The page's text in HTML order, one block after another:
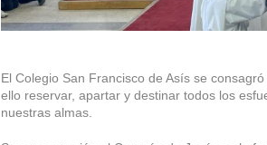
El Colegio San Francisco de Asís se
ello reservar, apartar y destinar todos los
nuestras almas.